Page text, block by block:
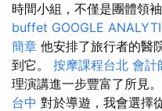
時間小組，不僅是團體領
buffet GOOGLE
簡章 他安排了旅行者的醫
到它。 按摩課程台北 會計
理演講進一步豐富了所見。
台中 對於導遊，我會選擇